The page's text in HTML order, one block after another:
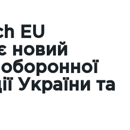
EU
новий
України та